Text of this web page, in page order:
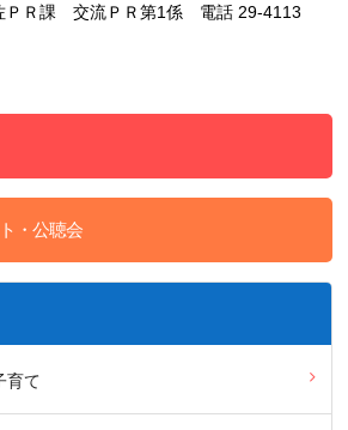
ＰＲ課 交流ＰＲ第1係 電話 29-4113
・公聴会
育て